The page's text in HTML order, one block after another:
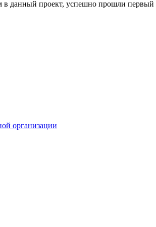
в данный проект, успешно прошли
организации